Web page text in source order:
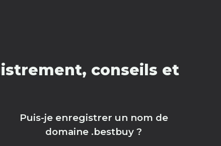
conseils et
Puis-je enregistrer un nom de
domaine .bestbuy ?